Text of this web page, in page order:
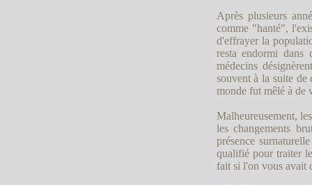
Après plusieurs
comme "hanté",
d'effrayer la
resta endormi dans
médecins
souvent à la suite de
monde fut mêlé à de
Malheureusement,
les changements
présence
qualifié pour traiter
fait si l'on vous avait